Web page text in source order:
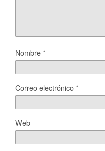
Nombre*
Correo electrónico*
Web